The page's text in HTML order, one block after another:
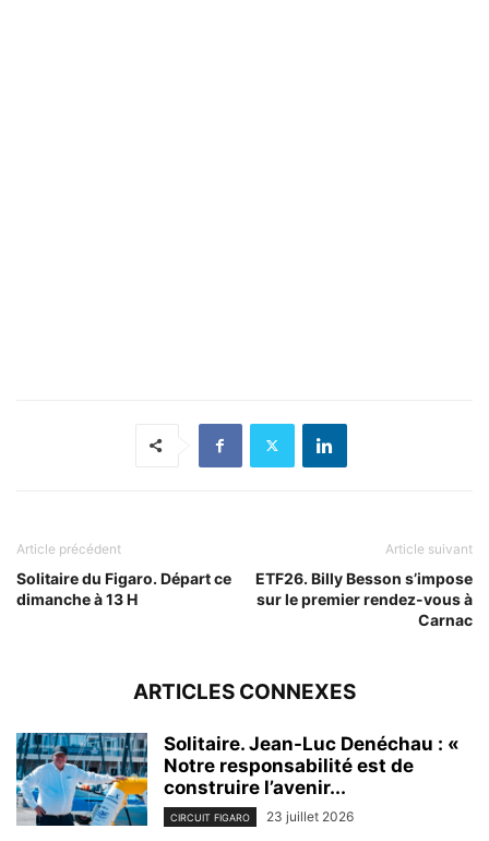
Article précédent
Solitaire du Figaro. Départ ce
dimanche à 13 H
Article suivant
ETF26. Billy Besson s’impose
sur le premier rendez-vous à
Carnac
ARTICLES CONNEXES
Solitaire. Jean-Luc Denéchau : «
Notre responsabilité est de
construire l’avenir...
CIRCUIT FIGARO 23 juillet 2026